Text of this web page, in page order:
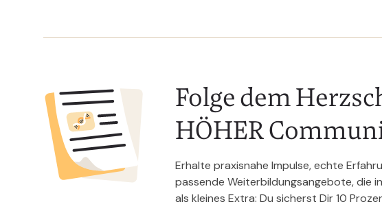
Folge dem
HÖHER
Erhalte praxisnahe Impulse, echte
passende Weiterbildungsangebote, die
als kleines Extra: Du sicherst Dir 10